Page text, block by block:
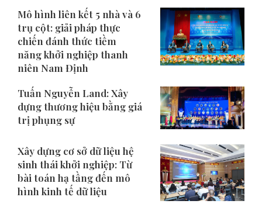
Mô hình liên kết 5 nhà và 6
trụ cột: giải pháp thực
chiến đánh thức tiềm
năng khởi nghiệp thanh
niên Nam Định
Tuấn Nguyễn Land: Xây
dựng thương hiệu bằng giá
trị phụng sự
Xây dựng cơ sở dữ liệu hệ
sinh thái khởi nghiệp: Từ
bài toán hạ tầng đến mô
hình kinh tế dữ liệu